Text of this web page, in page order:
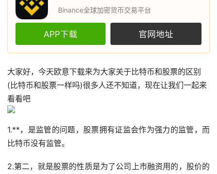
Binance全球加密货币交易平台
APP下载 官网地址
大家好，今天欧意下载来为大家关于比特币和股票的区别
(比特币和股票一样吗)很多人还不知道，现在让我们一起来
看看吧
1.**，是监管的问题，股票拥有证监会作为强力的监管，而
比特币没有监管。
2.第二，就是股票的性质是为了公司上市融资用的，股价的